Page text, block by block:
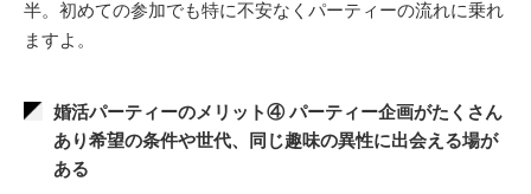
半。初めての参加でも特に不安なくパーティーの流れに乗れ
ますよ。
婚活パーティーのメリット④ パーティー企画がたくさん
あり希望の条件や世代、同じ趣味の異性に出会える場が
ある